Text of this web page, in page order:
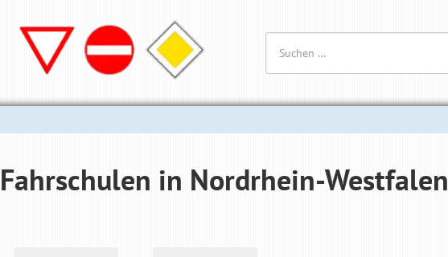
Fahrschulen in Nordrhein-Westfalen